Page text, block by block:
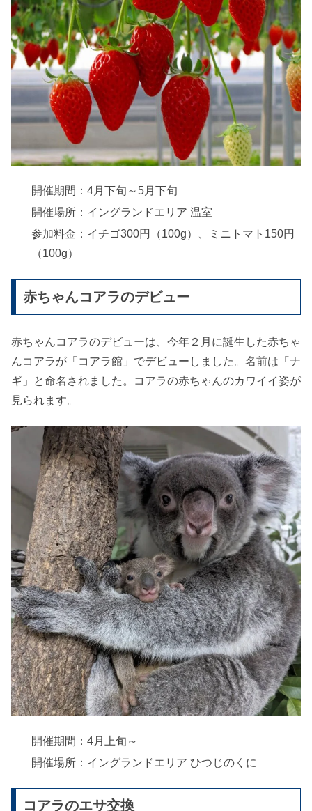
開催期間：4月下旬～5月下旬
開催場所：イングランドエリア 温室
参加料金：イチゴ300円（100g）、ミニトマト150円
（100g）
赤ちゃんコアラのデビュー
赤ちゃんコアラのデビューは、今年２月に誕生した赤ちゃ
んコアラが「コアラ館」でデビューしました。名前は「ナ
ギ」と命名されました。コアラの赤ちゃんのカワイイ姿が
見られます。
開催期間：4月上旬～
開催場所：イングランドエリア ひつじのくに
コアラのエサ交換